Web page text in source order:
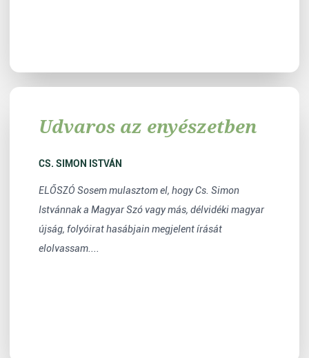
Udvaros az enyészetben
CS. SIMON ISTVÁN
ELŐSZÓ Sosem mulasztom el, hogy Cs. Simon
Istvánnak a Magyar Szó vagy más, délvidéki magyar
újság, folyóirat hasábjain megjelent írását
elolvassam....